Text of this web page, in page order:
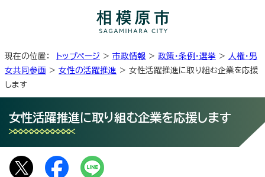
現在の位置： トップページ > 市政情報 > 政策・条例・選挙 > 人権・男
女共同参画 > 女性の活躍推進 > 女性活躍推進に取り組む企業を応援
します
女性活躍推進に取り組む企業を応援します